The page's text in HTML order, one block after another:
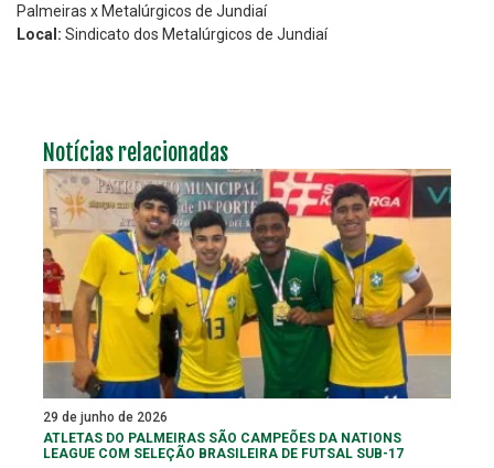
Palmeiras x Metalúrgicos de Jundiaí
Local: Sindicato dos Metalúrgicos de Jundiaí
Notícias relacionadas
29 de junho de 2026
ATLETAS DO PALMEIRAS SÃO CAMPEÕES DA NATIONS
LEAGUE COM SELEÇÃO BRASILEIRA DE FUTSAL SUB-17